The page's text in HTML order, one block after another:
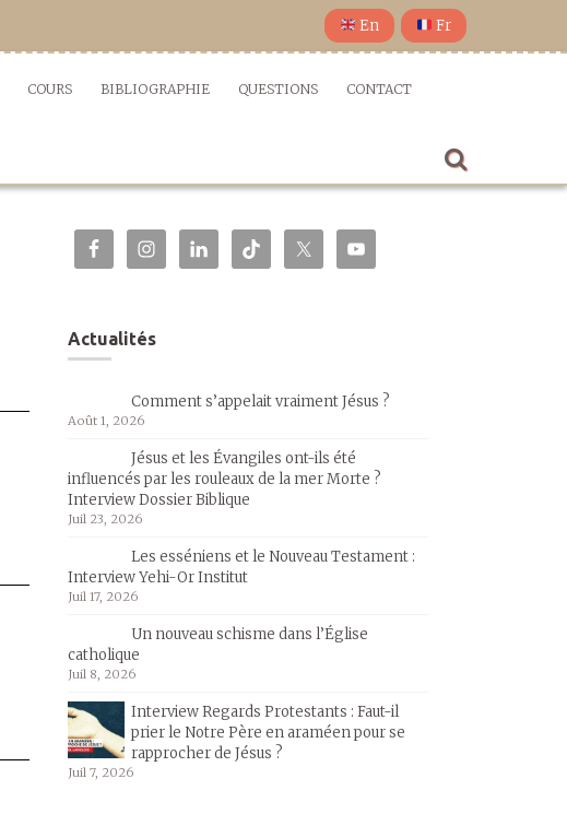
En Fr
COURS BIBLIOGRAPHIE QUESTIONS CONTACT
Actualités
Comment s’appelait vraiment Jésus ?
Août 1, 2026
Jésus et les Évangiles ont-ils été
influencés par les rouleaux de la mer Morte ?
Interview Dossier Biblique
Juil 23, 2026
Les esséniens et le Nouveau Testament :
Interview Yehi-Or Institut
Juil 17, 2026
Un nouveau schisme dans l’Église
catholique
Juil 8, 2026
Interview Regards Protestants : Faut-il
prier le Notre Père en araméen pour se
rapprocher de Jésus ?
Juil 7, 2026